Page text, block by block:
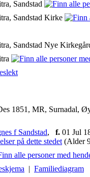
Sandstad
Sandstad Kirke
Sandstad Nye
1851, MR, Surnadal,
f Sandstad, f. 01 Jul
(Alder
| Familiediagram